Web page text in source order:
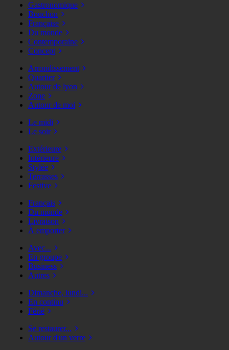
Gastronomique
Bouchon
Française
Du monde
Contemporaine
Concept
Arrondissement
Quartier
Autour de lyon
Zone
Autour de moi
Le midi
Le soir
Extérieure
Intérieure
Stylée
Terrasses
Festive
Français
Du monde
Livraison
À emporter
Avec...
En groupe
Business
Autres
Dimanche, lundi...
En continu
Férié
Se restaurer...
Autour d'un verre